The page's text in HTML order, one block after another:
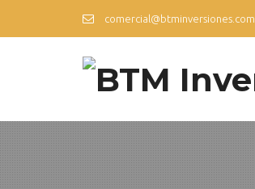
comercial@btminversiones.com